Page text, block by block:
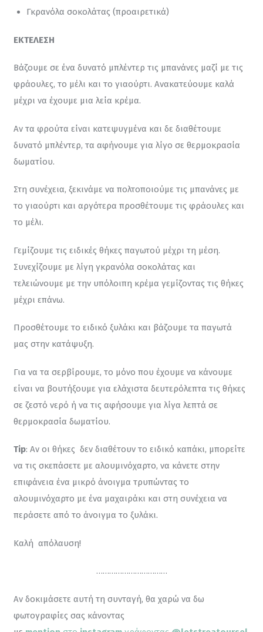
Γκρανόλα σοκολάτας (προαιρετικά)
ΕΚΤΕΛΕΣΗ
Βάζουμε σε ένα δυνατό μπλέντερ τις μπανάνες μαζί με τις
φράουλες, το μέλι και το γιαούρτι. Ανακατεύουμε καλά
μέχρι να έχουμε μια λεία κρέμα.
Αν τα φρούτα είναι κατεψυγμένα και δε διαθέτουμε
δυνατό μπλέντερ, τα αφήνουμε για λίγο σε θερμοκρασία
δωματίου.
Στη συνέχεια, ξεκινάμε να πολτοποιούμε τις μπανάνες με
το γιαούρτι και αργότερα προσθέτουμε τις φράουλες και
το μέλι.
Γεμίζουμε τις ειδικές θήκες παγωτού μέχρι τη μέση.
Συνεχίζουμε με λίγη γκρανόλα σοκολάτας και
τελειώνουμε με την υπόλοιπη κρέμα γεμίζοντας τις θήκες
μέχρι επάνω.
Προσθέτουμε το ειδικό ξυλάκι και βάζουμε τα παγωτά
μας στην κατάψυξη.
Για να τα σερβίρουμε, το μόνο που έχουμε να κάνουμε
είναι να βουτήξουμε για ελάχιστα δευτερόλεπτα τις θήκες
σε ζεστό νερό ή να τις αφήσουμε για λίγα λεπτά σε
θερμοκρασία δωματίου.
Tip: Αν οι θήκες  δεν διαθέτουν το ειδικό καπάκι, μπορείτε
να τις σκεπάσετε με αλουμινόχαρτο, να κάνετε στην
επιφάνεια ένα μικρό άνοιγμα τρυπώντας το
αλουμινόχαρτο με ένα μαχαιράκι και στη συνέχεια να
περάσετε από το άνοιγμα το ξυλάκι.
Καλή  απόλαυση!
……………………………
Αν δοκιμάσετε αυτή τη συνταγή, θα χαρώ να δω
φωτογραφίες σας κάνοντας